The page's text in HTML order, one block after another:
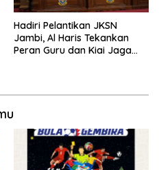
Hadiri Pelantikan JKSN
Jambi, Al Haris Tekankan
Peran Guru dan Kiai Jaga